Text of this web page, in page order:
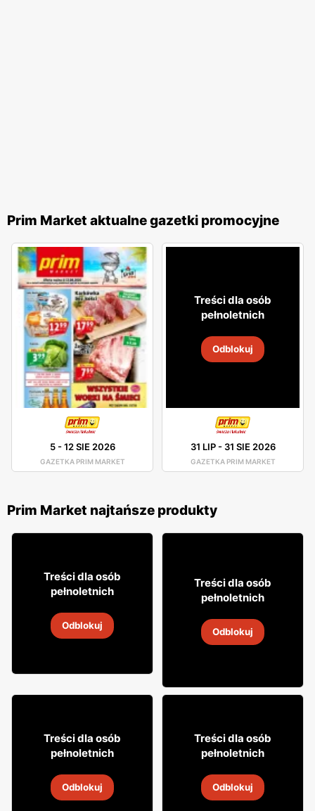
Prim Market aktualne gazetki promocyjne
5-12 SIE 2026
GAZETKA PRIM MARKET
Treści dla osób
pełnoletnich
Odblokuj
31 LIP- 31 SIE 2026
GAZETKA PRIM MARKET
Prim Market najtańsze produkty
19 99
31 sie 2026
Treści dla osób
pełnoletnich
Odblokuj
11 99
Wódka smakowa
Barmańska
31 sie 2026
Treści dla osób
pełnoletnich
Odblokuj
6 99
31 sie 2026
Treści dla osób
pełnoletnich
Odblokuj
39 99
31 sie 2026
Treści dla osób
pełnoletnich
Odblokuj